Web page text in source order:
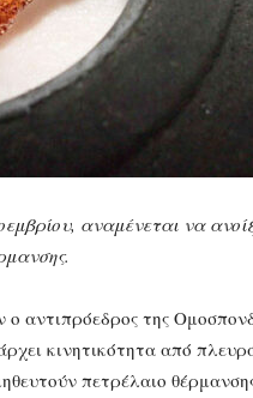
αναμένεται να
αντιπρόεδρος της
κινητικότητα από
πετρέλαιο